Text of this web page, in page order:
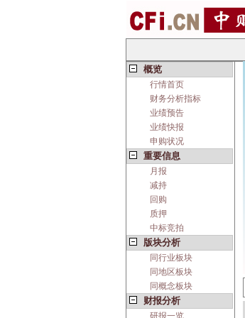
概览
行情首页
财务分析指标
业绩预告
业绩快报
申购状况
重要信息
月报
减持
回购
质押
中标竞拍
版块分析
同行业板块
同地区板块
同概念板块
财报分析
研报一览